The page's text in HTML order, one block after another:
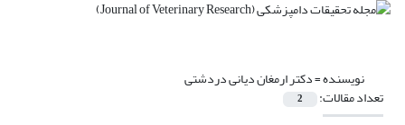
نویسنده =دکتر ارمغان دیانی دردشتی
تعداد مقالات: 2